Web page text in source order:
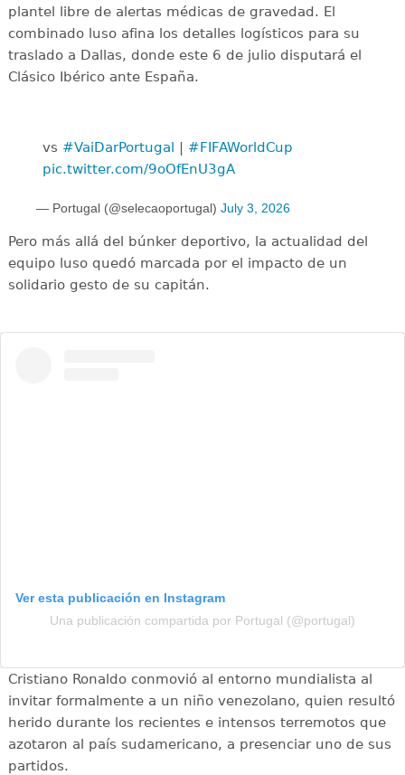
plantel libre de alertas médicas de gravedad. El
combinado luso afina los detalles logísticos para su
traslado a Dallas, donde este 6 de julio disputará el
Clásico Ibérico ante España.
vs ️ #VaiDarPortugal | #FIFAWorldCup
pic.twitter.com/9oOfEnU3gA
— Portugal (@selecaoportugal) July 3, 2026
Pero más allá del búnker deportivo, la actualidad del
equipo luso quedó marcada por el impacto de un
solidario gesto de su capitán.
Ver esta publicación en Instagram
Una publicación compartida por Portugal (@portugal)
Cristiano Ronaldo conmovió al entorno mundialista al
invitar formalmente a un niño venezolano, quien resultó
herido durante los recientes e intensos terremotos que
azotaron al país sudamericano, a presenciar uno de sus
partidos.